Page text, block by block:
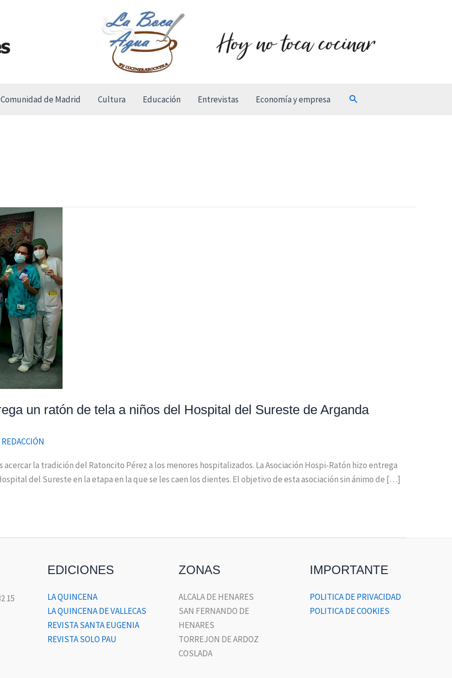
Comunidad de Madrid Cultura Educación Entrevistas Economía y empresa Buscar
un ratón de tela a niños del Hospital del Sureste de Arganda
REDACCIÓN
la tradición del Ratoncito Pérez a los menores hospitalizados. La Asociación Hospi-Ratón hizo entrega
del Sureste en la etapa en la que se les caen los dientes. El objetivo de esta asociación sin ánimo de […]
15
EDICIONES
LA QUINCENA
LA QUINCENA DE VALLECAS
REVISTA SANTA EUGENIA
REVISTA SOLO PAU
ZONAS
ALCALA DE HENARES
SAN FERNANDO DE
HENARES
TORREJON DE ARDOZ
COSLADA
IMPORTANTE
POLITICA DE PRIVACIDAD
POLITICA DE COOKIES